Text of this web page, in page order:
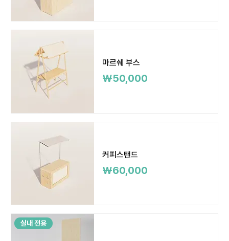
마르쉐 부스
가격
₩50,000
커피스탠드
가격
₩60,000
실내 전용